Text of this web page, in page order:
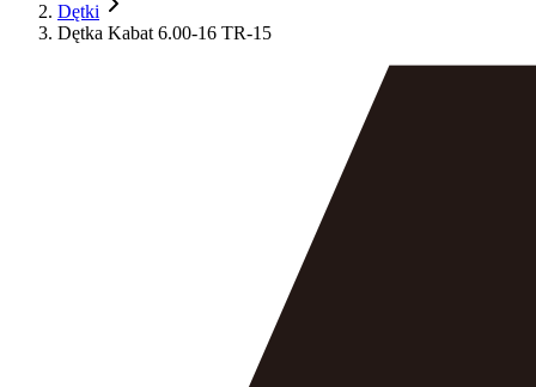
Dętki
Dętka Kabat 6.00-16 TR-15